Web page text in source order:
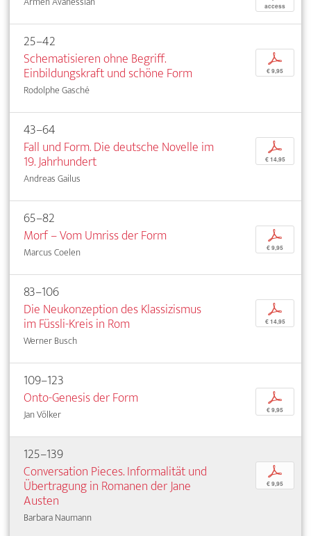
access
25–42
Schematisieren ohne Begriff.
Einbildungskraft und schöne Form
Rodolphe Gasché
p
€ 9,95
43–64
Fall und Form. Die deutsche Novelle im
19. Jahrhundert
Andreas Gailus
p
€ 14,95
65–82
Morf – Vom Umriss der Form
Marcus Coelen
p
€ 9,95
83–106
Die Neukonzeption des Klassizismus
im Füssli-Kreis in Rom
Werner Busch
p
€ 14,95
109–123
Onto-Genesis der Form
Jan Völker
p
€ 9,95
125–139
Conversation Pieces. Informalität und
Übertragung in Romanen der Jane
Austen
Barbara Naumann
p
€ 9,95